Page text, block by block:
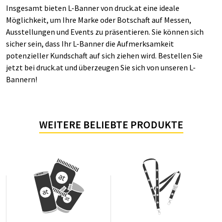
Insgesamt bieten L-Banner von druck.at eine ideale
Möglichkeit, um Ihre Marke oder Botschaft auf Messen,
Ausstellungen und Events zu präsentieren. Sie können sich
sicher sein, dass Ihr L-Banner die Aufmerksamkeit
potenzieller Kundschaft auf sich ziehen wird. Bestellen Sie
jetzt bei druck.at und überzeugen Sie sich von unseren L-
Bannern!
WEITERE BELIEBTE PRODUKTE